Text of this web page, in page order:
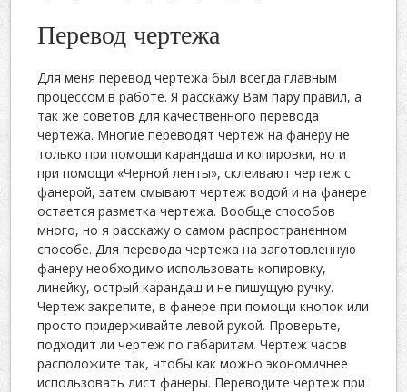
Перевод чертежа
Для меня перевод чертежа был всегда главным
процессом в работе. Я расскажу Вам пару правил, а
так же советов для качественного перевода
чертежа. Многие переводят чертеж на фанеру не
только при помощи карандаша и копировки, но и
при помощи «Черной ленты», склеивают чертеж с
фанерой, затем смывают чертеж водой и на фанере
остается разметка чертежа. Вообще способов
много, но я расскажу о самом распространенном
способе. Для перевода чертежа на заготовленную
фанеру необходимо использовать копировку,
линейку, острый карандаш и не пишущую ручку.
Чертеж закрепите, в фанере при помощи кнопок или
просто придерживайте левой рукой. Проверьте,
подходит ли чертеж по габаритам. Чертеж часов
расположите так, чтобы как можно экономичнее
использовать лист фанеры. Переводите чертеж при